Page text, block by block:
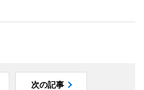
次の記事